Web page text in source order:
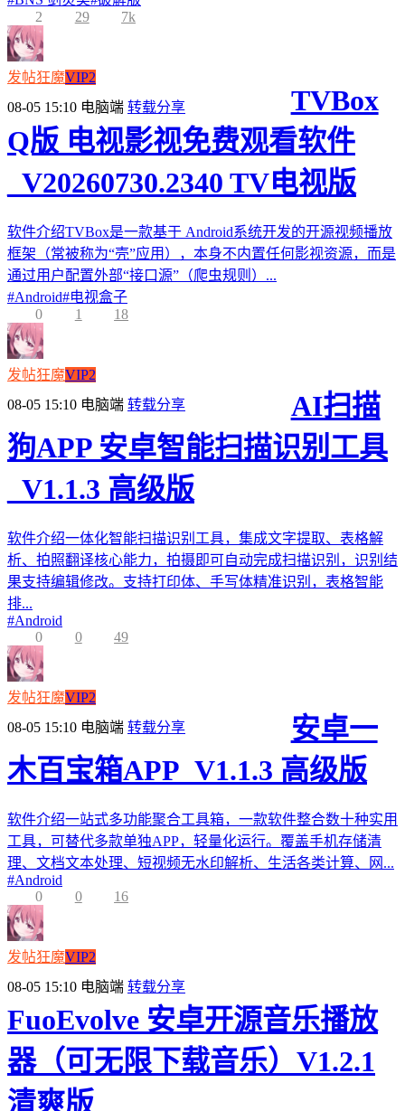
2
29 7k
发帖狂魔VIP2
08-05 15:10 电脑端 转载分享
TVBox
Q版 电视影视免费观看软件
_V20260730.2340 TV电视版
软件介绍TVBox是一款基于 Android系统开发的开源视频播放
框架（常被称为“壳”应用），本身不内置任何影视资源，而是
通过用户配置外部“接口源”（爬虫规则）...
#Android#电视盒子
0
1 18
发帖狂魔VIP2
08-05 15:10 电脑端 转载分享
AI扫描
狗APP 安卓智能扫描识别工具
_V1.1.3 高级版
软件介绍一体化智能扫描识别工具，集成文字提取、表格解
析、拍照翻译核心能力，拍摄即可自动完成扫描识别，识别结
果支持编辑修改。支持打印体、手写体精准识别，表格智能
排...
#Android
0
0 49
发帖狂魔VIP2
08-05 15:10 电脑端 转载分享
安卓一
木百宝箱APP_V1.1.3 高级版
软件介绍一站式多功能聚合工具箱，一款软件整合数十种实用
工具，可替代多款单独APP，轻量化运行。覆盖手机存储清
理、文档文本处理、短视频无水印解析、生活各类计算、网...
#Android
0
0 16
发帖狂魔VIP2
08-05 15:10 电脑端 转载分享
FuoEvolve 安卓开源音乐播放
器（可无限下载音乐）V1.2.1
清爽版